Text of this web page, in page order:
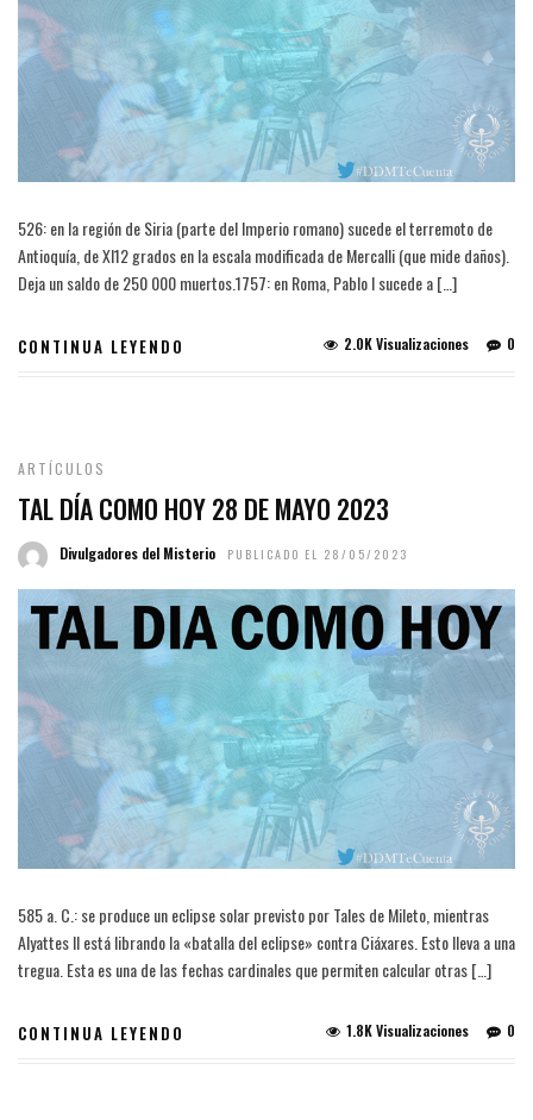
526: en la región de Siria (parte del Imperio romano) sucede el terremoto de
Antioquía, de XI12 grados en la escala modificada de Mercalli (que mide daños).
Deja un saldo de 250 000 muertos.1​757: en Roma, Pablo I sucede a […]
CONTINUA LEYENDO 0
2.0K Visualizaciones
ARTÍCULOS
TAL DÍA COMO HOY 28 DE MAYO 2023
Divulgadores del Misterio PUBLICADO EL 28/05/2023
585 a. C.: se produce un eclipse solar previsto por Tales de Mileto, mientras
Alyattes II está librando la «batalla del eclipse» contra Ciáxares. Esto lleva a una
tregua. Esta es una de las fechas cardinales que permiten calcular otras […]
CONTINUA LEYENDO 0
1.8K Visualizaciones